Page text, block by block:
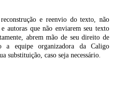
e reenvio do texto, não
autoras que não enviarem seu texto
abrem mão de seu direito de
a equipe organizadora da Caligo
substituição, caso seja necessário.